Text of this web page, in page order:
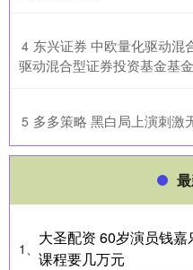
4 东兴证券 中欧量化驱动混
驱动混合型证券投资基金基
5 多多策略 黑白局上演刺激
1、
大圣配资 60岁演员钱
课程要几万元